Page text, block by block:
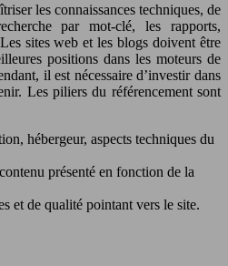
les connaissances techniques, de
par mot-clé, les rapports,
sites web et les blogs doivent être
positions dans les moteurs de
il est nécessaire d’investir dans
Les piliers du référencement sont
hébergeur, aspects techniques du
présenté en fonction de la
et de qualité pointant vers le site.